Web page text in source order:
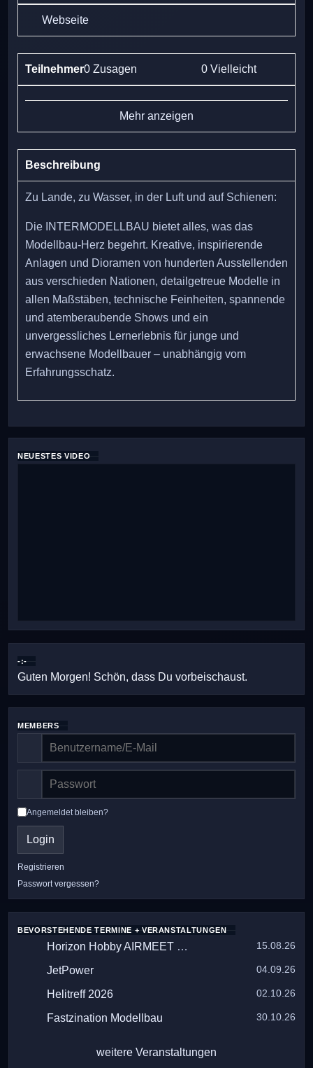
Webseite
Teilnehmer0 Zusagen 0 Vielleicht
Mehr anzeigen
Beschreibung
Zu Lande, zu Wasser, in der Luft und auf Schienen:
Die INTERMODELLBAU bietet alles, was das
Modellbau-Herz begehrt. Kreative, inspirierende
Anlagen und Dioramen von hunderten Ausstellenden
aus verschieden Nationen, detailgetreue Modelle in
allen Maßstäben, technische Feinheiten, spannende
und atemberaubende Shows und ein
unvergessliches Lernerlebnis für junge und
erwachsene Modellbauer – unabhängig vom
Erfahrungsschatz.
NEUESTES VIDEO
-:-
Guten Morgen! Schön, dass Du vorbeischaust.
MEMBERS
Angemeldet bleiben?
Login
Registrieren
Passwort vergessen?
BEVORSTEHENDE TERMINE + VERANSTALTUNGEN
Horizon Hobby AIRMEET 2026 15.08.26
JetPower 04.09.26
Helitreff 2026 02.10.26
Fastzination Modellbau 30.10.26
weitere Veranstaltungen